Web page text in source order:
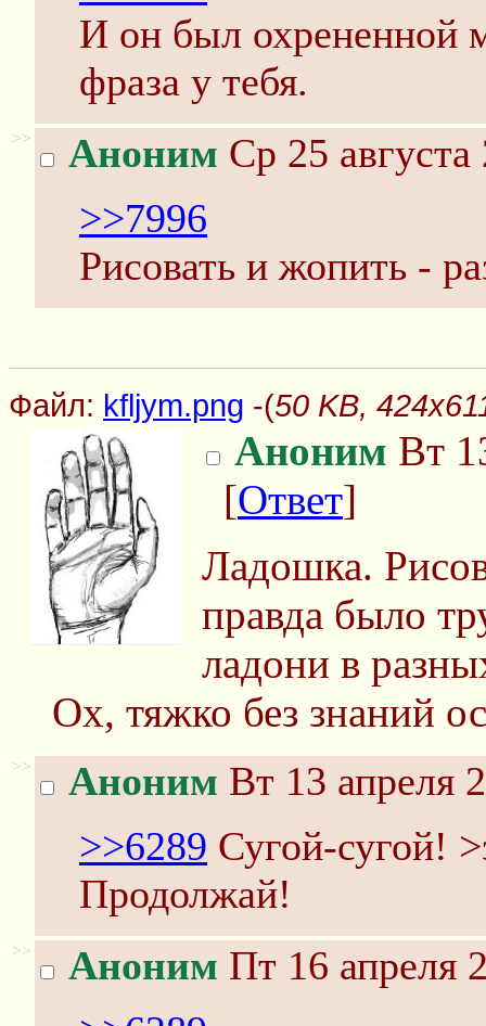
И он был охрененной
фраза у тебя.
>> Аноним Ср 25
>>7996
Рисовать и жопить -
Файл: kfljym.png -(50 KB,
Аноним Вт
[Ответ]
Ладошка.
правда было
ладони в
Ох, тяжко без знаний
>> Аноним Вт 13 апреля
>>6289 Сугой-сугой!
Продолжай!
>> Аноним Пт 16 апреля